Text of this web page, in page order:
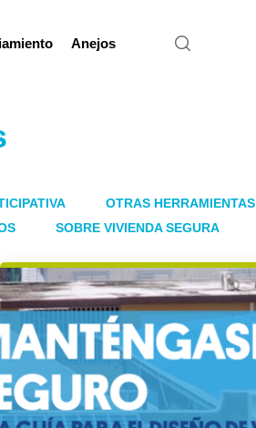
Anejos
OTRAS HERRAMIENTAS
SOBRE VIVIENDA SEGURA